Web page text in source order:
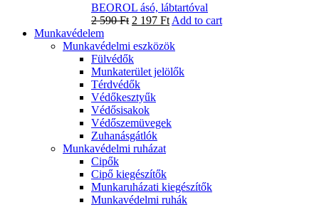
BEOROL ásó, lábtartóval
2 590Ft 2 197 Ft Add to cart
Munkavédelem
Munkavédelmi eszközök
Fülvédők
Munkaterület jelölők
Térdvédők
Védőkesztyűk
Védősisakok
Védőszemüvegek
Zuhanásgátlók
Munkavédelmi ruházat
Cipők
Cipő kiegészítők
Munkaruházati kiegészítők
Munkavédelmi ruhák